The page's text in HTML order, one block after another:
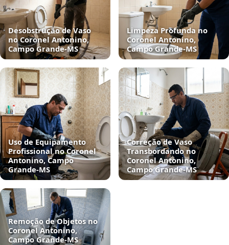
Desobstrução de Vaso
no Coronel Antonino,
Campo Grande‑MS
Limpeza Profunda no
Coronel Antonino,
Campo Grande‑MS
Uso de Equipamento
Profissional no Coronel
Antonino, Campo
Grande‑MS
Correção de Vaso
Transbordando no
Coronel Antonino,
Campo Grande‑MS
Remoção de Objetos no
Coronel Antonino,
Campo Grande‑MS